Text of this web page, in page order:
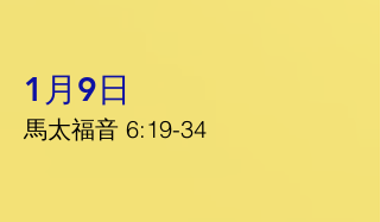
1月9日
馬太福音 6:19-34